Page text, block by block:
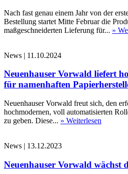
Nach fast genau einem Jahr von der
Bestellung startet Mitte Februar die
maßgeschneiderten Lieferung für... »
News | 11.10.2024
Neuenhauser Vorwald liefert
für namenhaften
Neuenhauser Vorwald freut sich, den
hochmodernen, voll automatisierten
zu geben. Diese... » Weiterlesen
News | 13.12.2023
Neuenhauser Vorwald wächst